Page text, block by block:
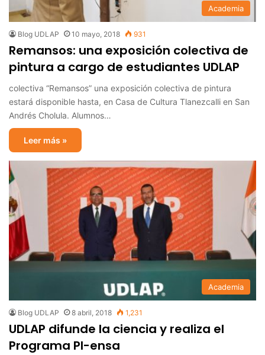
Academia
Blog UDLAP 10 mayo, 2018 931
Remansos: una exposición colectiva de
pintura a cargo de estudiantes UDLAP
colectiva “Remansos” una exposición colectiva de pintura
estará disponible hasta, en Casa de Cultura Tlanezcalli en San
Andrés Cholula. Alumnos…
Leer más »
Academia
Blog UDLAP 8 abril, 2018 1,231
UDLAP difunde la ciencia y realiza el
Programa PI-ensa